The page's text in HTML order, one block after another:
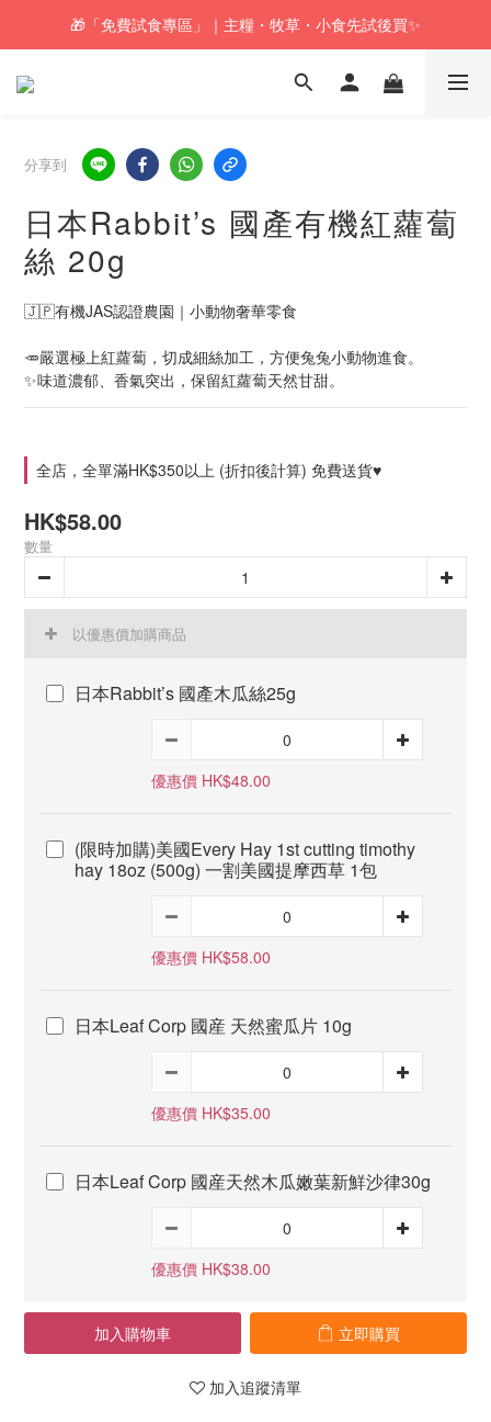
🚚訂單折實$350以上即可享本地包郵📦
🎁「免費試食專區」｜主糧・牧草・小食先試後買✨
🚚訂單折實$350以上即可享本地包郵📦
分享到
日本Rabbit’s 國產有機紅蘿蔔
絲 20g
🇯🇵有機JAS認證農園｜小動物奢華零食
🥕嚴選極上紅蘿蔔，切成細絲加工，方便兔兔小動物進食。
✨味道濃郁、香氣突出，保留紅蘿蔔天然甘甜。
全店，全單滿HK$350以上 (折扣後計算) 免費送貨♥
HK$58.00
數量
以優惠價加購商品
日本Rabbit’s 國產木瓜絲25g
優惠價 HK$48.00
(限時加購)美國Every Hay 1st cutting timothy
hay 18oz (500g) 一割美國提摩西草 1包
優惠價 HK$58.00
日本Leaf Corp 國産 天然蜜瓜片 10g
優惠價 HK$35.00
日本Leaf Corp 國産天然木瓜嫩葉新鮮沙律30g
優惠價 HK$38.00
加入購物車 立即購買
加入追蹤清單